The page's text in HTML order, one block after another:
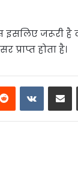
जरूरी है
होता है।
Reddit